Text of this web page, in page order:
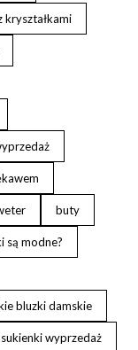
kryształkami
buty
są modne?
bluzki damskie
wyprzedaż